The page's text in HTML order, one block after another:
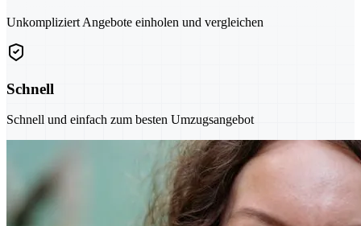
Unkompliziert Angebote einholen und vergleichen
Schnell
Schnell und einfach zum besten Umzugsangebot